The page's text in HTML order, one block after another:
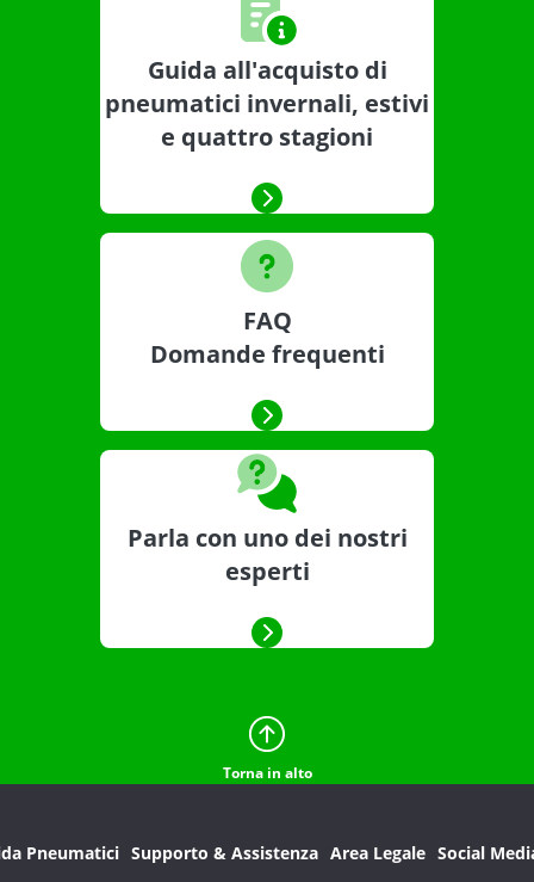
Guida all'acquisto di
pneumatici invernali, estivi
e quattro stagioni
FAQ
Domande frequenti
Parla con uno dei nostri
esperti
Torna in alto
Pneumatici Supporto & Assistenza Area Legale Social